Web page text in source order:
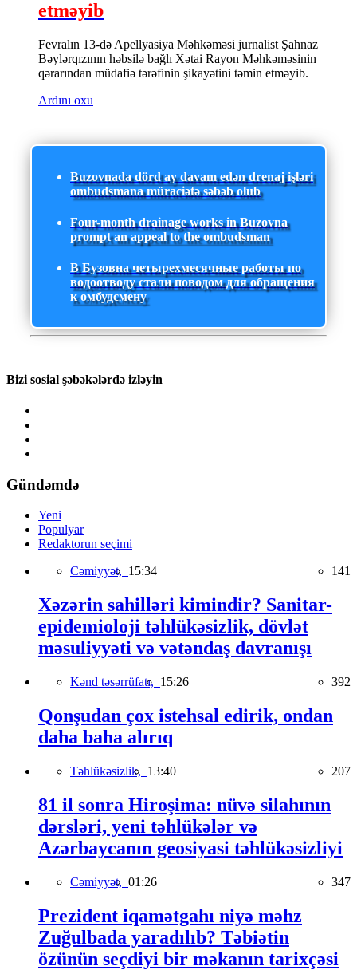
etməyib
Fevralın 13-də Apellyasiya Məhkəməsi jurnalist Şahnaz
Bəylərqızının həbsilə bağlı Xətai Rayon Məhkəməsinin
qərarından müdafiə tərəfinin şikayətini təmin etməyib.
Ardını oxu
Buzovnada dörd ay davam edən drenaj işləri
ombudsmana müraciətə səbəb olub
Four-month drainage works in Buzovna
prompt an appeal to the ombudsman
В Бузовна четырехмесячные работы по
водоотводу стали поводом для обращения
к омбудсмену
Bizi sosial şəbəkələrdə izləyin
Gündəmdə
Yeni
Populyar
Redaktorun seçimi
Cəmiyyət, 15:34 141
Xəzərin sahilləri kimindir? Sanitar-
epidemioloji təhlükəsizlik, dövlət
məsuliyyəti və vətəndaş davranışı
Kənd təsərrüfatı, 15:26 392
Qonşudan çox istehsal edirik, ondan
daha baha alırıq
Təhlükəsizlik, 13:40 207
81 il sonra Hiroşima: nüvə silahının
dərsləri, yeni təhlükələr və
Azərbaycanın geosiyasi təhlükəsizliyi
Cəmiyyət, 01:26 347
Prezident iqamətgahı niyə məhz
Zuğulbada yaradılıb? Təbiətin
özünün seçdiyi bir məkanın tarixçəsi